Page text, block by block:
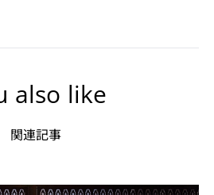
also like
関連記事